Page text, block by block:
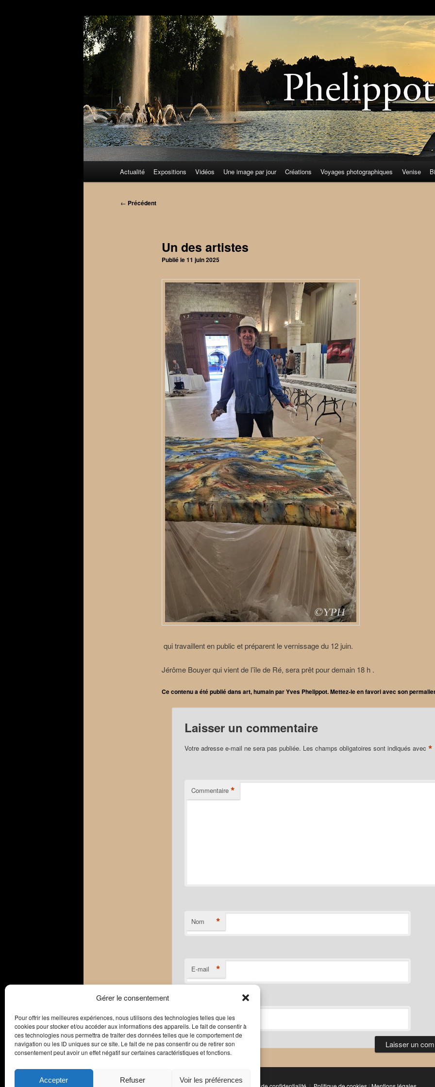
Gérer le consentement
Pour offrir les meilleures expériences, nous utilisons des technologies telles que les
cookies pour stocker et/ou accéder aux informations des appareils. Le fait de consentir à
ces technologies nous permettra de traiter des données telles que le comportement de
navigation ou les ID uniques sur ce site. Le fait de ne pas consentir ou de retirer son
consentement peut avoir un effet négatif sur certaines caractéristiques et fonctions.
Accepter Refuser Voir les préférences
Actualité Expositions Vidéos Une image par jour Créations Voyages photographiques Venise
Navigation
← Précédent
Un des artistes
Publié le11 juin 2025
qui travaillent en public et préparent le vernissage du 12 juin.
Jérôme Bouyer qui vient de l’île de Ré, sera prêt pour demain 18 h .
Ce contenu a été publié dansart,humainparYves Phelippot. Mettez-le en favori avec son
Laisser un commentaire
Votre adresse e-mail ne sera pas publiée. Les champs obligatoires sont indiqués avec *
Commentaire *
Nom *
E-mail *
Site web